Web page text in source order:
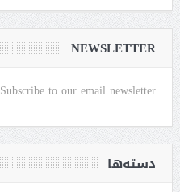
NEWSLETTER
Subscribe to our email newsletter.
دسته‌ها